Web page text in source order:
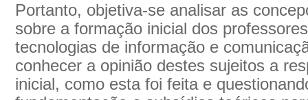
Portanto, objetiva-se analisar as
sobre a formação inicial dos
tecnologias de informação e
conhecer a opinião destes sujeitos a
inicial, como esta foi feita e